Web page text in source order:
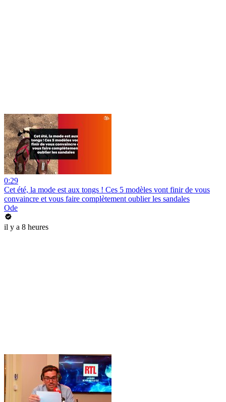
0:29
Cet été, la mode est aux tongs ! Ces 5 modèles vont finir de vous
convaincre et vous faire complètement oublier les sandales
Ode
il y a 8 heures